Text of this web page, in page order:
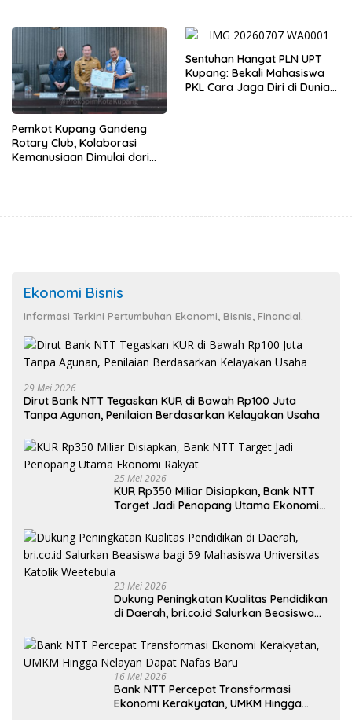
Pemkot Kupang Gandeng
Rotary Club, Kolaborasi
Kemanusiaan Dimulai dari
Sentuhan Hangat PLN UPT
Kupang: Bekali Mahasiswa
PKL Cara Jaga Diri di Dunia
Ekonomi Bisnis
Informasi Terkini Pertumbuhan Ekonomi, Bisnis, Financial.
29 Mei 2026
Dirut Bank NTT Tegaskan KUR di Bawah Rp100 Juta
Tanpa Agunan, Penilaian Berdasarkan Kelayakan Usaha
25 Mei 2026
KUR Rp350 Miliar Disiapkan, Bank NTT
Target Jadi Penopang Utama Ekonomi
23 Mei 2026
Dukung Peningkatan Kualitas Pendidikan
di Daerah, bri.co.id Salurkan Beasiswa
Weetebula
16 Mei 2026
Bank NTT Percepat Transformasi
Ekonomi Kerakyatan, UMKM Hingga